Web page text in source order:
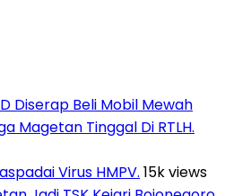
Diserap Beli Mobil Mewah
Magetan Tinggal Di RTLH.
Virus HMPV. 15k views